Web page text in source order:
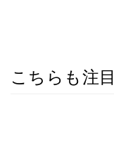
こちらも注目